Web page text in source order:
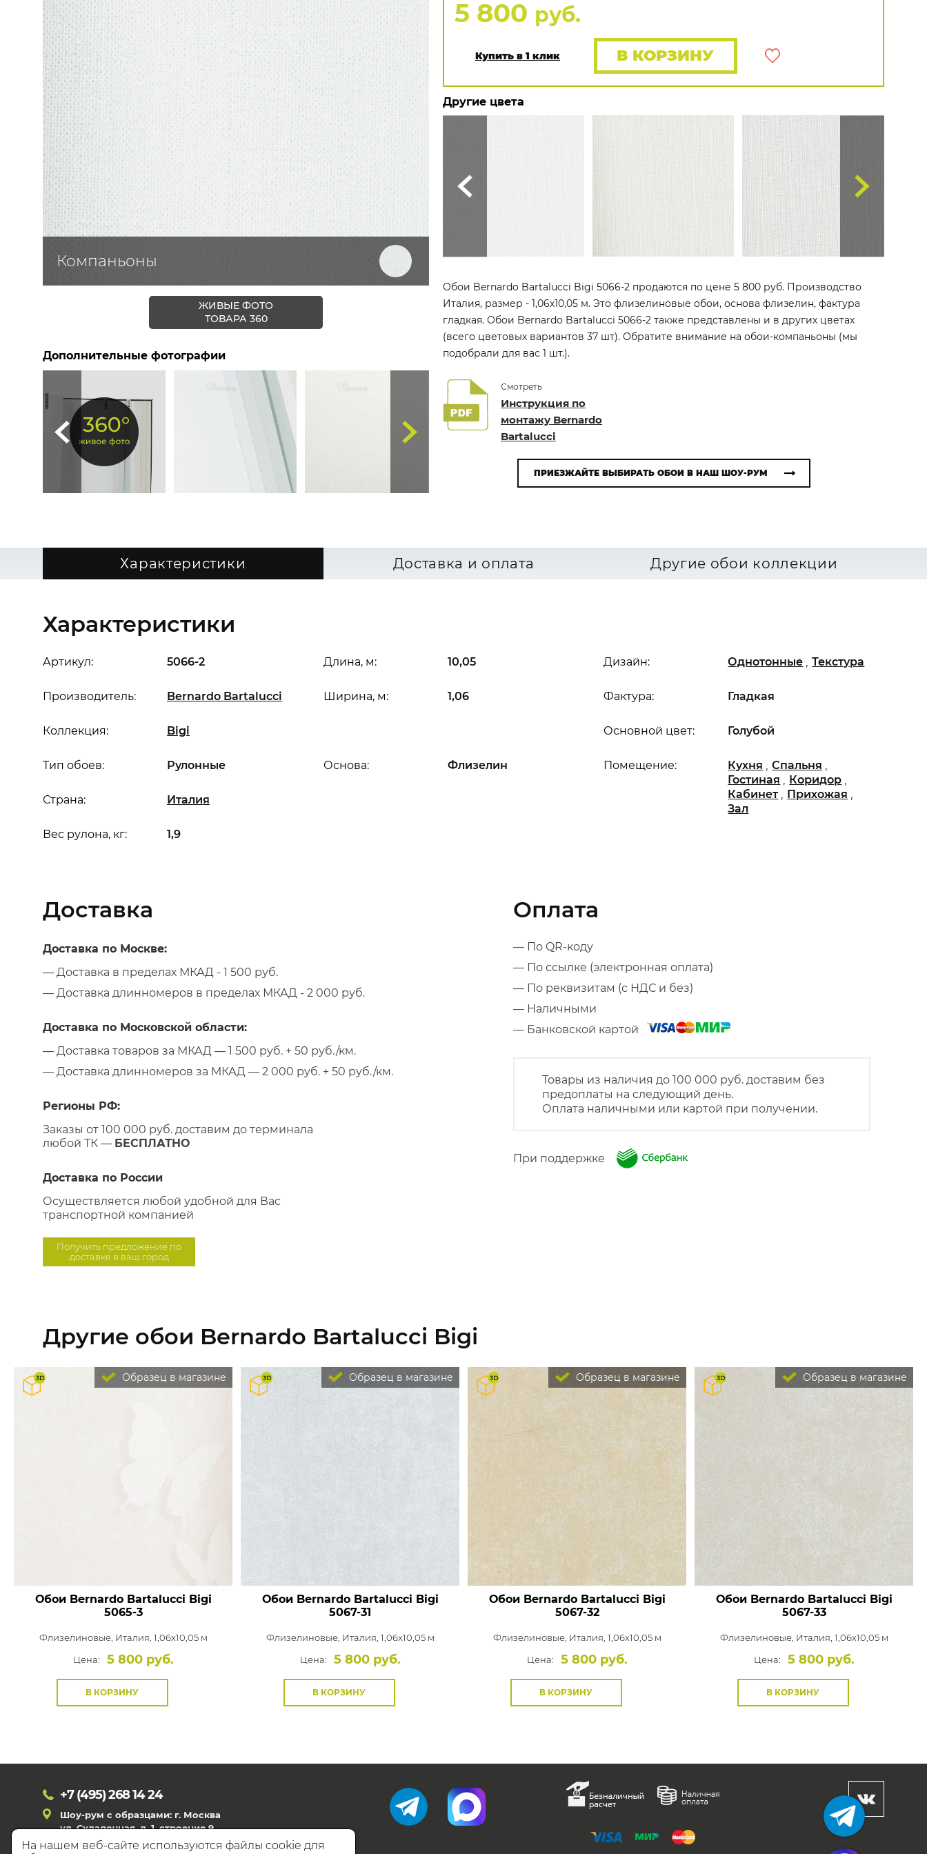
ЦВЕТА
ПОКАЗАТЬ ВСЕ ОБОИ
Компаньоны
ЖИВЫЕ ФОТО
ТОВАРА 360
Дополнительные фотографии
5 800 руб.
Купить в 1 клик В КОРЗИНУ
Другие цвета
Обои Bernardo Bartalucci Bigi 5066-2 продаются по цене 5 800 руб. Производство
Италия, размер - 1,06x10,05 м. Это флизелиновые обои, основа флизелин, фактура
гладкая. Обои Bernardo Bartalucci 5066-2 также представлены и в других цветах
(всего цветовых вариантов 37 шт). Обратите внимание на обои-компаньоны (мы
подобрали для вас 1 шт.).
Смотреть
Инструкция по
монтажу Bernardo
Bartalucci
ПРИЕЗЖАЙТЕ ВЫБИРАТЬ ОБОИ В НАШ ШОУ-РУМ
Характеристики Доставка и оплата Другие обои коллекции
Характеристики
Артикул: 5066-2
Производитель: Bernardo Bartalucci
Коллекция: Bigi
Длина, м: 10,05
Ширина, м: 1,06
Вес рулона, кг: 1,9
Основной цвет: Голубой
Дизайн: Однотонные ,Текстура
Основа: Флизелин Помещение: Кухня ,Спальня ,
Гостиная , Коридор ,
Кабинет , Прихожая ,
Зал
Страна: Италия
Тип обоев: Рулонные
Фактура: Гладкая
Доставка
Доставка по Москве:
— Доставка в пределах МКАД - 1 500 руб.
— Доставка длинномеров в пределах МКАД - 2 000 руб.
Доставка по Московской области:
— Доставка товаров за МКАД — 1 500 руб. + 50 руб./км.
— Доставка длинномеров за МКАД — 2 000 руб. + 50 руб./км.
Регионы РФ:
Заказы от 100 000 руб. доставим до терминала
любой ТК — БЕСПЛАТНО
Доставка по России
Осуществляется любой удобной для Вас
транспортной компанией
Получить предложение по
доставке в ваш город
Оплата
— По QR-коду
— По ссылке (электронная оплата)
— По реквизитам (с НДС и без)
— Наличными
— Банковской картой
Товары из наличия до 100 000 руб. доставим без
предоплаты на следующий день.
Оплата наличными или картой при получении.
При поддержке
Другие обои Bernardo Bartalucci Bigi
Образец в магазине
Обои Bernardo Bartalucci Bigi
5065-3
Флизелиновые, Италия, 1,06x10,05 м
Цена:
5 800 руб.
В КОРЗИНУ
Образец в магазине
Обои Bernardo Bartalucci Bigi
5067-31
Флизелиновые, Италия, 1,06x10,05 м
Цена:
5 800 руб.
В КОРЗИНУ
Образец в магазине
Обои Bernardo Bartalucci Bigi
5067-32
Флизелиновые, Италия, 1,06x10,05 м
Цена:
5 800 руб.
В КОРЗИНУ
Образец в магазине
Обои Bernardo Bartalucci Bigi
5067-33
Флизелиновые, Италия, 1,06x10,05 м
Цена:
5 800 руб.
В КОРЗИНУ
+7 (495)268 14 24
Шоу-рум с образцами: г. Москва
ул. Складочная, д. 1, строение 9
На нашем веб-сайте используются файлы cookie для